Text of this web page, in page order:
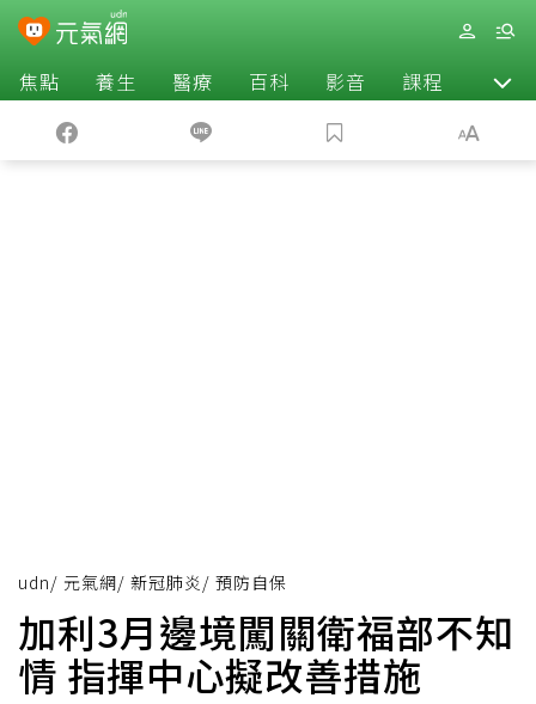
焦點 養生 醫療 百科 影音 課程 退休
udn/ 元氣網/ 新冠肺炎 / 預防自保
加利3月邊境闖關衛福部不知
情 指揮中心擬改善措施